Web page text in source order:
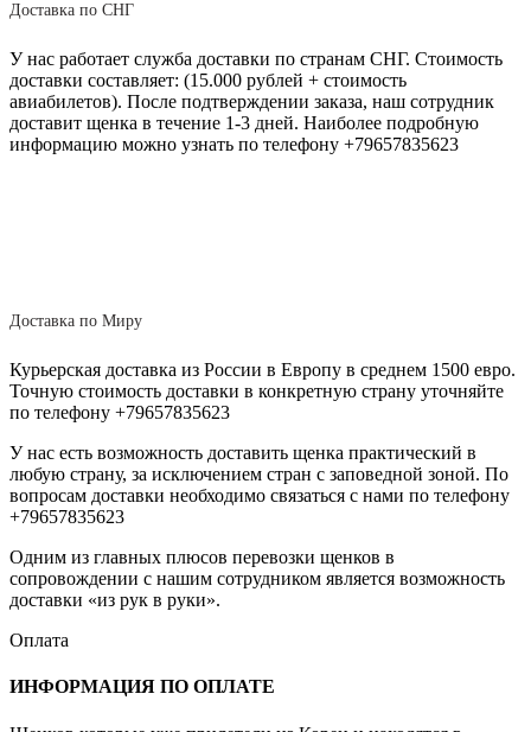
Доставка по СНГ
У нас работает служба доставки по странам СНГ. Стоимость
доставки составляет: (15.000 рублей + стоимость
авиабилетов). После подтверждении заказа, наш сотрудник
доставит щенка в течение 1-3 дней. Наиболее подробную
информацию можно узнать по телефону +79657835623
Доставка по Миру
Курьерская доставка из России в Европу в среднем 1500 евро.
Точную стоимость доставки в конкретную страну уточняйте
по телефону +79657835623
У нас есть возможность доставить щенка практический в
любую страну, за исключением стран с заповедной зоной. По
вопросам доставки необходимо связаться с нами по телефону
+79657835623
Одним из главных плюсов перевозки щенков в
сопровождении с нашим сотрудником является возможность
доставки «из рук в руки».
Оплата
ИНФОРМАЦИЯ ПО ОПЛАТЕ